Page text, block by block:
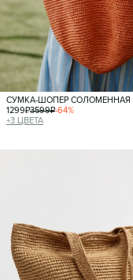
СУМКА-ШОПЕР СОЛОМЕННАЯ
1299₽3599₽-64%
+3 ЦВЕТА